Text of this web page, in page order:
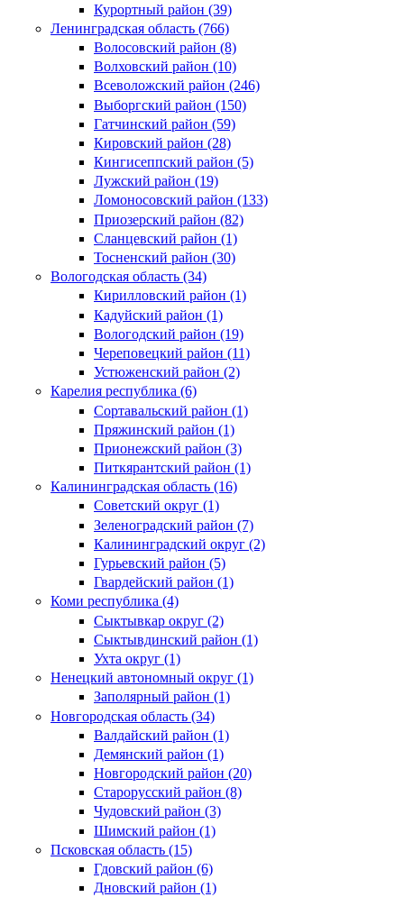
Курортный район (39)
Ленинградская область (766)
Волосовский район (8)
Волховский район (10)
Всеволожский район (246)
Выборгский район (150)
Гатчинский район (59)
Кировский район (28)
Кингисеппский район (5)
Лужский район (19)
Ломоносовский район (133)
Приозерский район (82)
Сланцевский район (1)
Тосненский район (30)
Вологодская область (34)
Кирилловский район (1)
Кадуйский район (1)
Вологодский район (19)
Череповецкий район (11)
Устюженский район (2)
Карелия республика (6)
Сортавальский район (1)
Пряжинский район (1)
Прионежский район (3)
Питкярантский район (1)
Калининградская область (16)
Советский округ (1)
Зеленоградский район (7)
Калининградский округ (2)
Гурьевский район (5)
Гвардейский район (1)
Коми республика (4)
Сыктывкар округ (2)
Сыктывдинский район (1)
Ухта округ (1)
Ненецкий автономный округ (1)
Заполярный район (1)
Новгородская область (34)
Валдайский район (1)
Демянский район (1)
Новгородский район (20)
Старорусский район (8)
Чудовский район (3)
Шимский район (1)
Псковская область (15)
Гдовский район (6)
Дновский район (1)